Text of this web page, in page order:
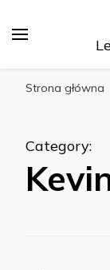
Strona główna
Category: